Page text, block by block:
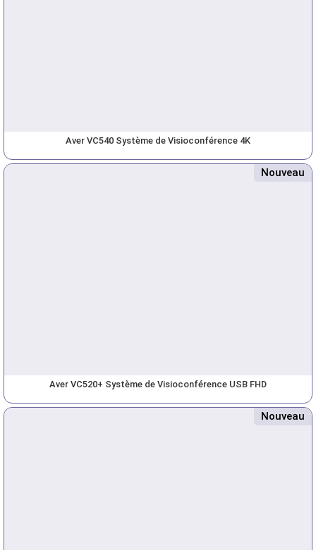
Aver VC540 Système de Visioconférence 4K
Nouveau
Aver VC520+ Système de Visioconférence USB FHD
Nouveau